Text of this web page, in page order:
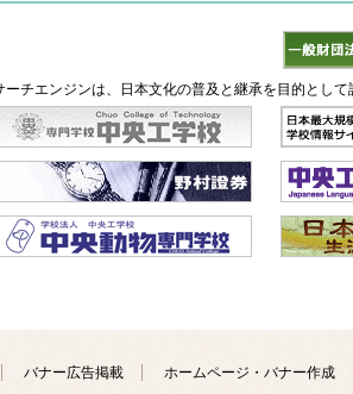
ーチエンジンは、日本文化の普及と継承を目的とし
バナー広告掲載
ホームページ・バナー作成